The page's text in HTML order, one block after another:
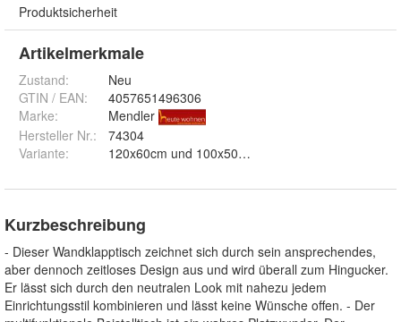
Produktsicherheit
Artikelmerkmale
Zustand:
Neu
GTIN / EAN:
4057651496306
Marke:
Mendler
Hersteller Nr.:
74304
Variante: 120x60cm und 100x50cm
Kurzbeschreibung
- Dieser Wandklapptisch zeichnet sich durch sein ansprechendes,
aber dennoch zeitloses Design aus und wird überall zum Hingucker.
Er lässt sich durch den neutralen Look mit nahezu jedem
Einrichtungsstil kombinieren und lässt keine Wünsche offen. - Der